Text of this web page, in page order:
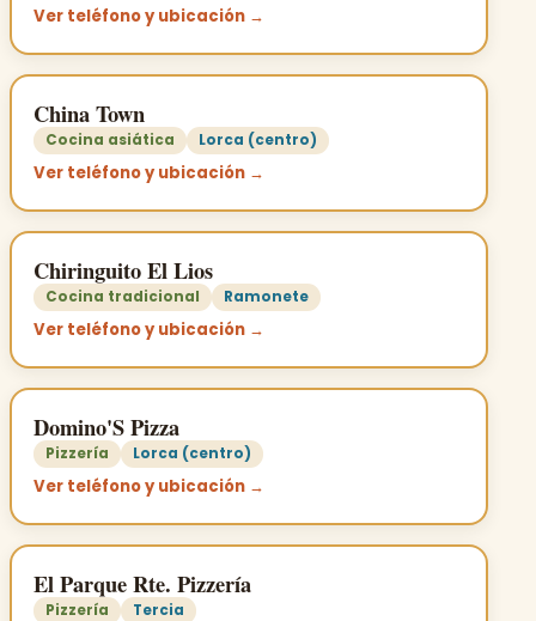
Ver teléfono y ubicación →
China Town
Cocina asiática Lorca (centro)
Ver teléfono y ubicación →
Chiringuito El Lios
Cocina tradicional Ramonete
Ver teléfono y ubicación →
Domino'S Pizza
Pizzería Lorca (centro)
Ver teléfono y ubicación →
El Parque Rte. Pizzería
Pizzería Tercia